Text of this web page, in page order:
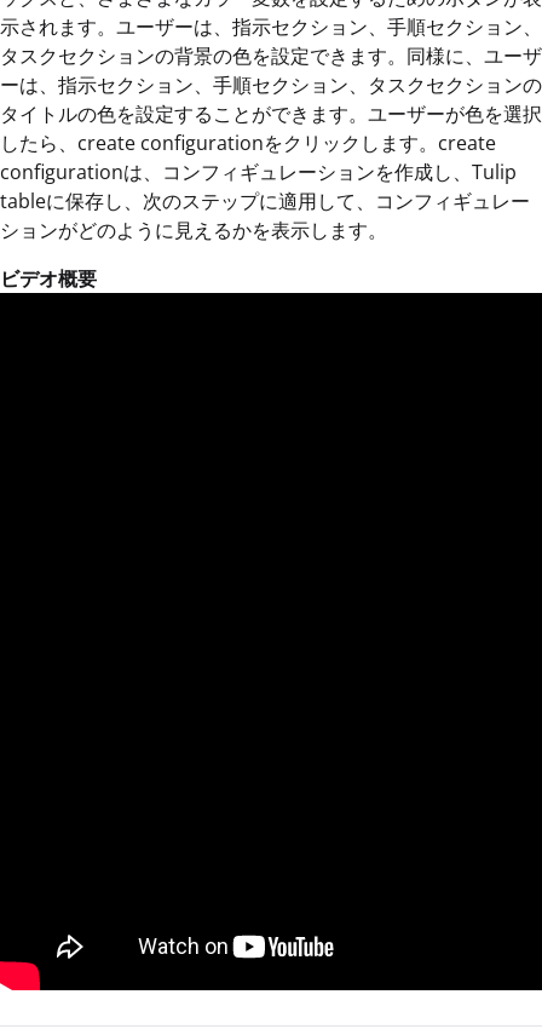
示されます。ユーザーは、指示セクション、手順セクション、
タスクセクションの背景の色を設定できます。同様に、ユーザ
ーは、指示セクション、手順セクション、タスクセクションの
タイトルの色を設定することができます。ユーザーが色を選択
したら、create configurationをクリックします。create
configurationは、コンフィギュレーションを作成し、Tulip
tableに保存し、次のステップに適用して、コンフィギュレー
ションがどのように見えるかを表示します。
ビデオ概要